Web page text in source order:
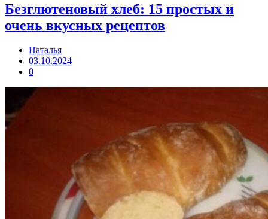
Безглютеновый хлеб: 15 простых и
очень вкусных рецептов
Наталья
03.10.2024
0